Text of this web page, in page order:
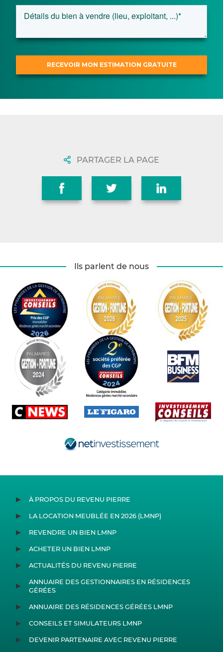
PARTAGER LA PAGE
Ils parlent de nous
À PROPOS DU REVENU PIERRE
LA LOCATION MEUBLÉE EN 2026 (LMNP)
REVENDRE UN BIEN LMNP
ACHETER UN BIEN LMNP
ACTUALITÉS DU REVENU PIERRE
ANNUAIRE DES GESTIONNAIRES EN RÉSIDENCES
GÉRÉES
ANNUAIRE DES RÉSIDENCES GÉRÉES LMNP
CONSEILS ET SIMULATEURS LMNP
DEVENIR PARTENAIRE AVEC REVENU PIERRE